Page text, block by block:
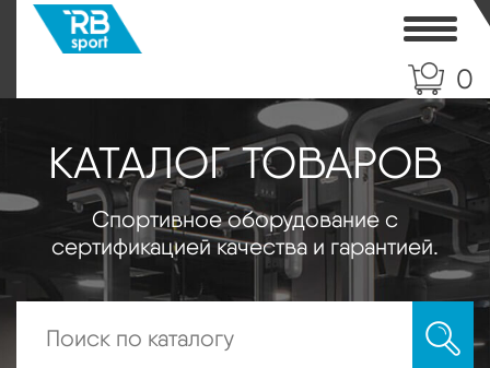
0
КАТАЛОГ ТОВАРОВ
Спортивное оборудование с
сертификацией качества и гарантией.